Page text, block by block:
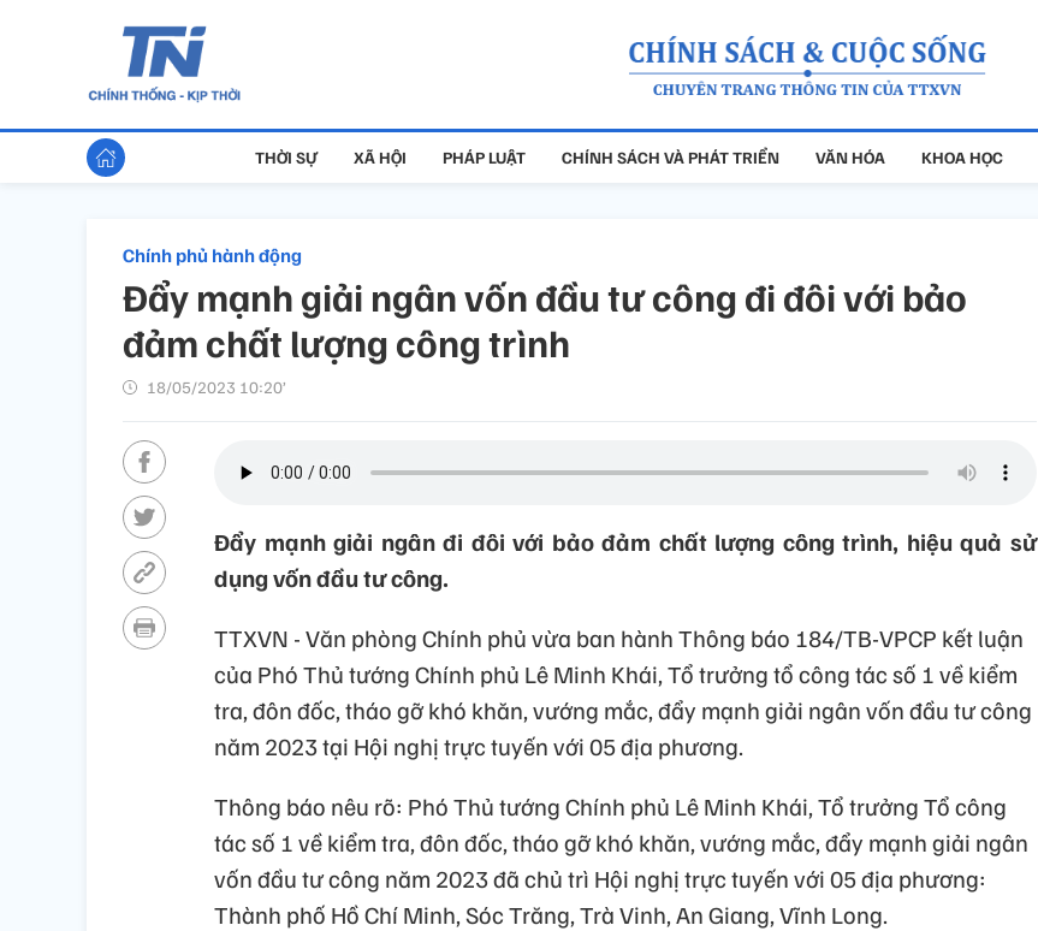
THỜI SỰ XÃ HỘI PHÁP LUẬT CHÍNH SÁCH VÀ PHÁT TRIỂN VĂN HÓA KHOA HỌC
Chính phủ hành động
Đẩy mạnh giải ngân vốn đầu tư công đi đôi với bảo
đảm chất lượng công trình
18/05/2023 10:20’
Đẩy mạnh giải ngân đi đôi với bảo đảm chất lượng công trình, hiệu quả sử
dụng vốn đầu tư công.
TTXVN - Văn phòng Chính phủ vừa ban hành Thông báo 184/TB-VPCP kết luận
của Phó Thủ tướng Chính phủ Lê Minh Khái, Tổ trưởng tổ công tác số 1 về kiểm
tra, đôn đốc, tháo gỡ khó khăn, vướng mắc, đẩy mạnh giải ngân vốn đầu tư công
năm 2023 tại Hội nghị trực tuyến với 05 địa phương.
Thông báo nêu rõ: Phó Thủ tướng Chính phủ Lê Minh Khái, Tổ trưởng Tổ công
tác số 1 về kiểm tra, đôn đốc, tháo gỡ khó khăn, vướng mắc, đẩy mạnh giải ngân
vốn đầu tư công năm 2023 đã chủ trì Hội nghị trực tuyến với 05 địa phương:
Thành phố Hồ Chí Minh, Sóc Trăng, Trà Vinh, An Giang, Vĩnh Long.